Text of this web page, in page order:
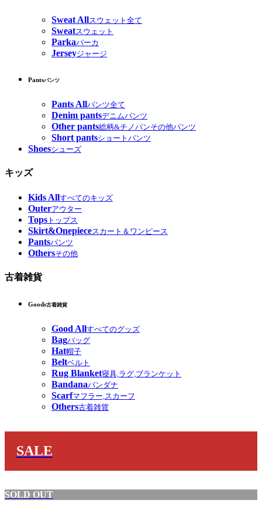
Sweat Allスウェット全て
Sweatスウェット
Parkaパーカ
Jerseyジャージ
Pantsパンツ
Pants Allパンツ全て
Denim pantsデニムパンツ
Other pants総柄&チノパンその他パンツ
Short pantsショートパンツ
Shoesシューズ
キッズ
Kids Allすべてのキッズ
Outerアウター
Tops トップス
Skirt&Onepieceスカート＆ワンピース
Pantsパンツ
Othersその他
古着雑貨
Goods古着雑貨
Good Allすべてのグッズ
Bagバッグ
Hat帽子
Beltベルト
Rug Blanket寝具,ラグ,ブランケット
Bandanaバンダナ
Scarfマフラー,スカーフ
Others古着雑貨
SALE
SOLD OUT